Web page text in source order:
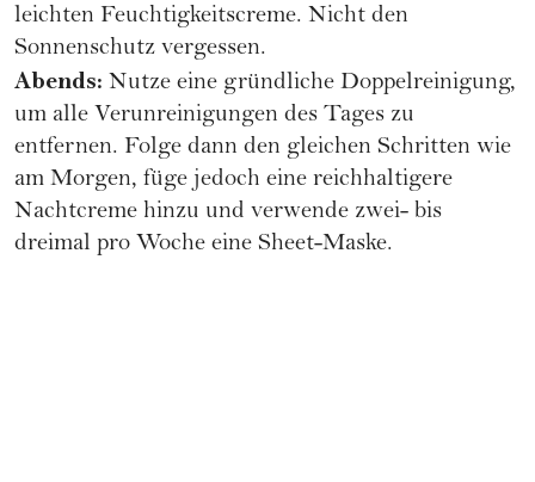
leichten Feuchtigkeitscreme. Nicht den
Sonnenschutz vergessen.
Abends: Nutze eine gründliche Doppelreinigung,
um alle Verunreinigungen des Tages zu
entfernen. Folge dann den gleichen Schritten wie
am Morgen, füge jedoch eine reichhaltigere
Nachtcreme hinzu und verwende zwei- bis
dreimal pro Woche eine Sheet-Maske.